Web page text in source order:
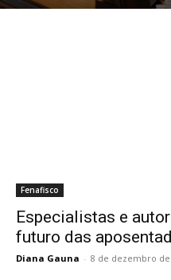
Fenafisco
Especialistas e
futuro das
Diana Gauna - 8 de dezembro de